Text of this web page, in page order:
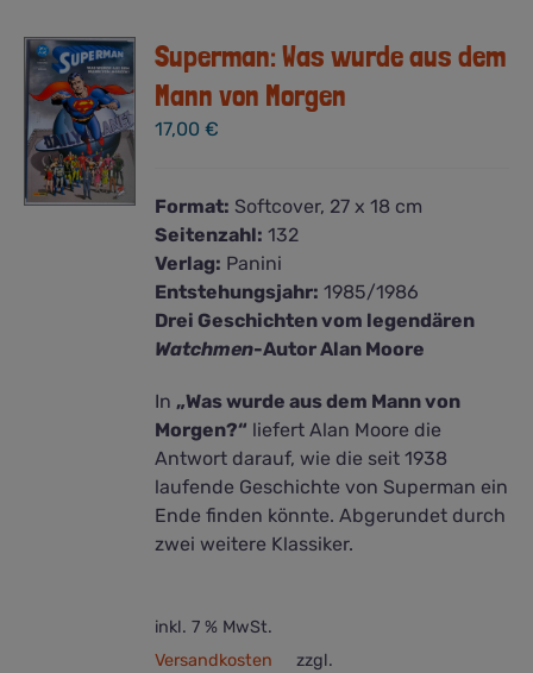
Superman: Was wurde aus dem
Mann von Morgen
17,00€
Format: Softcover, 27 x 18 cm
Seitenzahl: 132
Verlag: Panini
Entstehungsjahr: 1985/1986
Drei Geschichten vom legendären
Watchmen-Autor Alan Moore
In„Was wurde aus dem Mann von
Morgen?“ liefert Alan Moore die
Antwort darauf, wie die seit 1938
laufende Geschichte von Superman ein
Ende finden könnte. Abgerundet durch
zwei weitere Klassiker.
inkl. 7 % MwSt.
zzgl.
Versandkosten